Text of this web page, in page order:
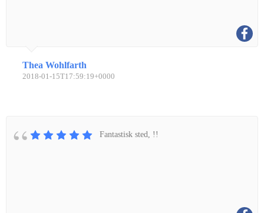
Thea Wohlfarth
2018-01-15T17:59:19+0000
Fantastisk sted, !!